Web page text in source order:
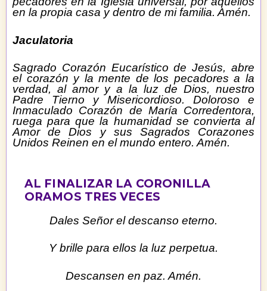
en la propia casa y dentro de mi familia. Amén.
Jaculatoria
Sagrado Corazón Eucarístico de Jesús, abre
el corazón y la mente de los pecadores a la
verdad, al amor y a la luz de Dios, nuestro
Padre Tierno y Misericordioso. Doloroso e
Inmaculado Corazón de María Corredentora,
ruega para que la humanidad se convierta al
Amor de Dios y sus Sagrados Corazones
Unidos Reinen en el mundo entero. Amén.
AL FINALIZAR LA CORONILLA
ORAMOS TRES VECES
Dales Señor el descanso eterno.
Y brille para ellos la luz perpetua.
Descansen en paz. Amén.